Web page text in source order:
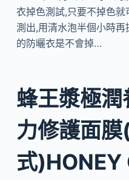
衣掉色測試,只要不掉色
測出,用清水泡半個小時
的防曬衣是不會掉…
蜂王漿極
力修護面
式)HONEY